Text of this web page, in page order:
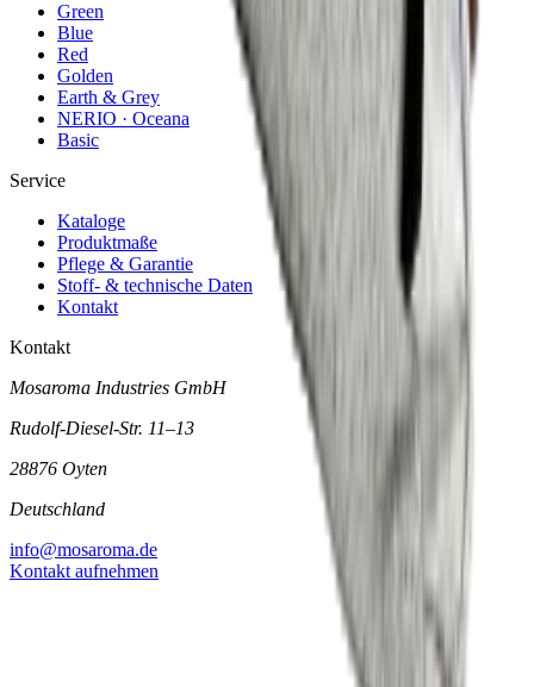
Green
Blue
Red
Golden
Earth & Grey
NERIO · Oceana
Basic
Service
Kataloge
Produktmaße
Pflege & Garantie
Stoff- & technische Daten
Kontakt
Kontakt
Mosaroma Industries GmbH
Rudolf-Diesel-Str. 11–13
28876 Oyten
Deutschland
info@mosaroma.de
Kontakt aufnehmen